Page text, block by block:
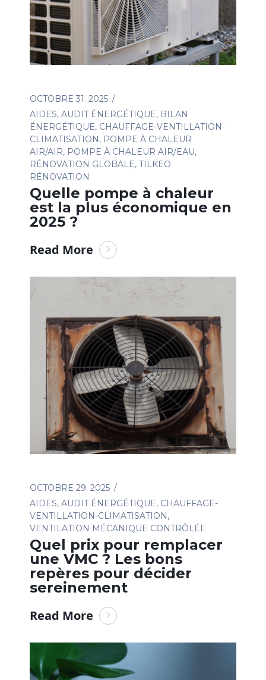
OCTOBRE 31. 2025
AIDES, AUDIT ÉNERGÉTIQUE, BILAN
ÉNERGÉTIQUE, CHAUFFAGE-VENTILLATION-
CLIMATISATION, POMPE À CHALEUR
AIR/AIR, POMPE À CHALEUR AIR/EAU,
RÉNOVATION GLOBALE, TILKEO
RÉNOVATION
Quelle pompe à chaleur
est la plus économique en
2025 ?
Read More
OCTOBRE 29. 2025
AIDES, AUDIT ÉNERGÉTIQUE, CHAUFFAGE-
VENTILLATION-CLIMATISATION,
VENTILATION MÉCANIQUE CONTRÔLÉE
Quel prix pour remplacer
une VMC ? Les bons
repères pour décider
sereinement
Read More